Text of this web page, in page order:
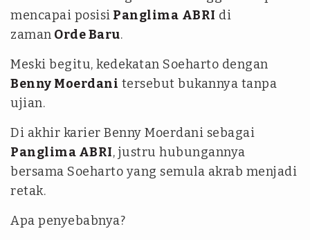
mencapai posisi Panglima ABRI di
zaman Orde Baru.
Meski begitu, kedekatan Soeharto dengan
Benny Moerdani tersebut bukannya tanpa
ujian.
Di akhir karier Benny Moerdani sebagai
Panglima ABRI, justru hubungannya
bersama Soeharto yang semula akrab menjadi
retak.
Apa penyebabnya?